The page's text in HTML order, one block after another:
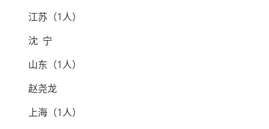
江苏（1人）
沈 宁
山东（1人）
赵尧龙
上海（1人）